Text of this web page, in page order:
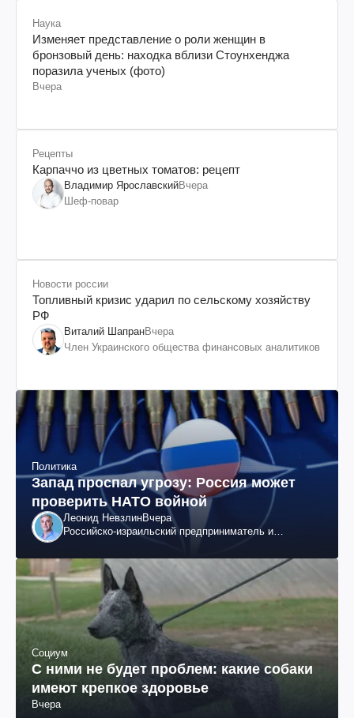
Наука
Изменяет представление о роли женщин в
бронзовый день: находка вблизи Стоунхенджа
поразила ученых (фото)
Вчера
Рецепты
Карпаччо из цветных томатов: рецепт
Владимир ЯрославскийВчера
Шеф-повар
Новости россии
Топливный кризис ударил по сельскому хозяйству
РФ
Виталий ШапранВчера
Член Украинского общества финансовых аналитиков
Политика
Запад проспал угрозу: Россия может
проверить НАТО войной
Леонид НевзлинВчера
Российско-израильский предприниматель и
"ЮКОСа"
Социум
С ними не будет проблем: какие собаки
имеют крепкое здоровье
Вчера